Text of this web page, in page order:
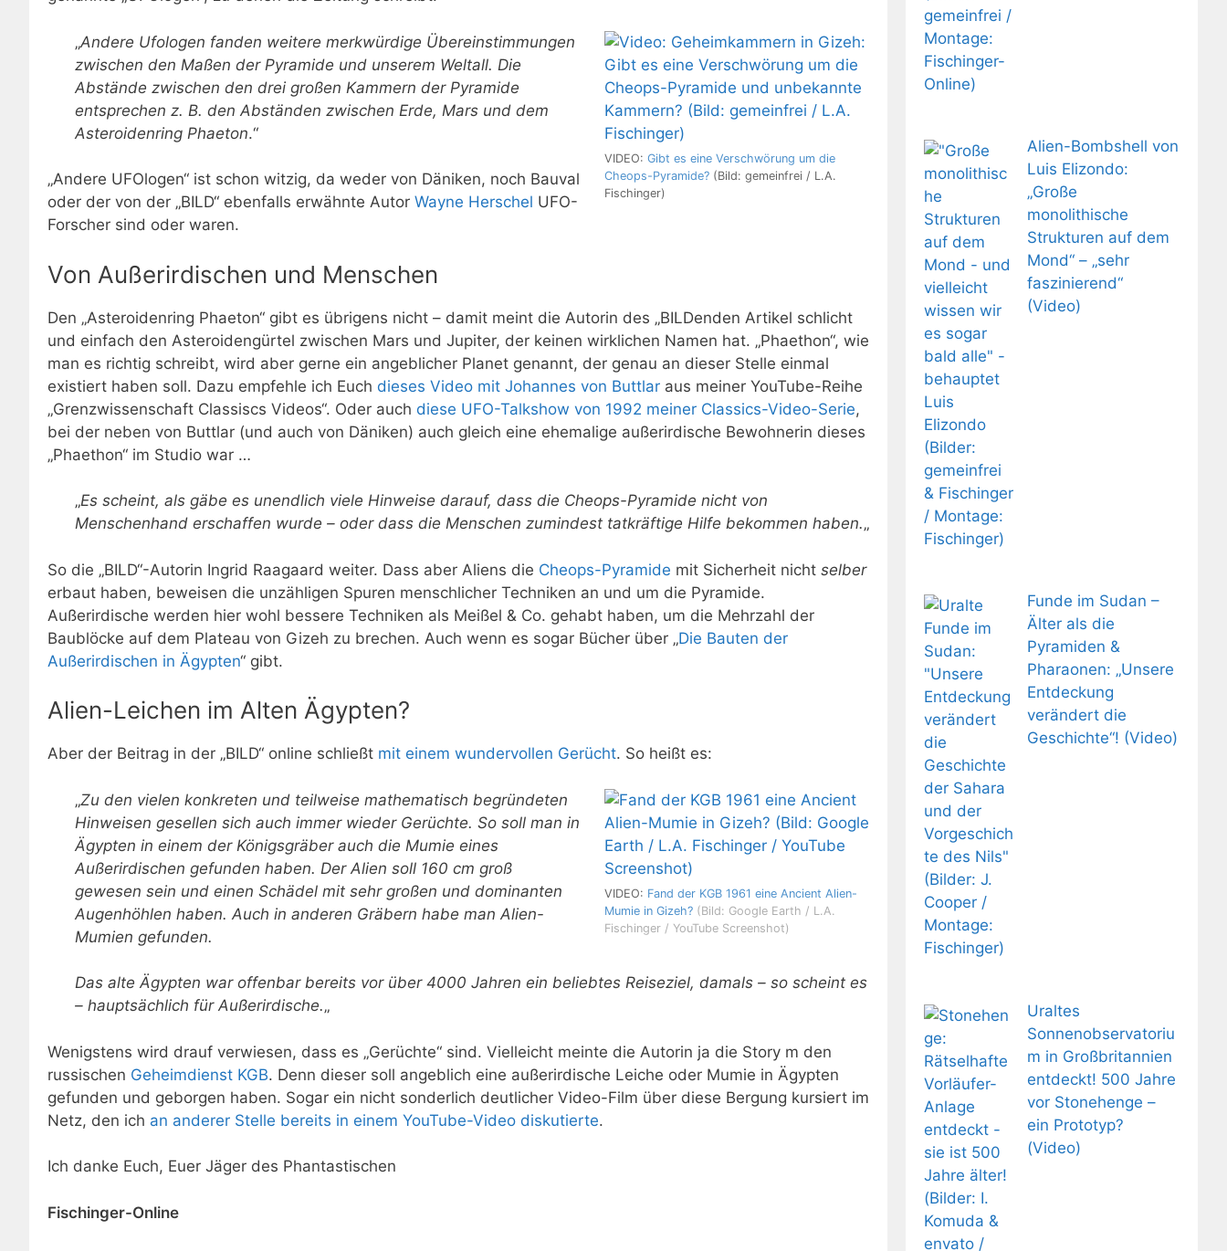
VIDEO: Gibt es eine Verschwörung um die
Cheops-Pyramide? (Bild: gemeinfrei / L.A.
Fischinger)
„Andere Ufologen fanden weitere merkwürdige Übereinstimmungen
zwischen den Maßen der Pyramide und unserem Weltall. Die
Abstände zwischen den drei großen Kammern der Pyramide
entsprechen z. B. den Abständen zwischen Erde, Mars und dem
Asteroidenring Phaeton.“
„Andere UFOlogen“ ist schon witzig, da weder von Däniken, noch Bauval
oder der von der „BILD“ ebenfalls erwähnte Autor Wayne Herschel UFO-
Forscher sind oder waren.
Von Außerirdischen und Menschen
Den „Asteroidenring Phaeton“ gibt es übrigens nicht – damit meint die Autorin des „BILDenden Artikel schlicht
und einfach den Asteroidengürtel zwischen Mars und Jupiter, der keinen wirklichen Namen hat. „Phaethon“, wie
man es richtig schreibt, wird aber gerne ein angeblicher Planet genannt, der genau an dieser Stelle einmal
existiert haben soll. Dazu empfehle ich Euch dieses Video mit Johannes von Buttlar aus meiner YouTube-Reihe
„Grenzwissenschaft Classiscs Videos“. Oder auch diese UFO-Talkshow von 1992 meiner Classics-Video-Serie,
bei der neben von Buttlar (und auch von Däniken) auch gleich eine ehemalige außerirdische Bewohnerin dieses
„Phaethon“ im Studio war …
„Es scheint, als gäbe es unendlich viele Hinweise darauf, dass die Cheops-Pyramide nicht von
Menschenhand erschaffen wurde – oder dass die Menschen zumindest tatkräftige Hilfe bekommen haben.„
So die „BILD“-Autorin Ingrid Raagaard weiter. Dass aber Aliens die Cheops-Pyramide mit Sicherheit nicht selber
erbaut haben, beweisen die unzähligen Spuren menschlicher Techniken an und um die Pyramide.
Außerirdische werden hier wohl bessere Techniken als Meißel & Co. gehabt haben, um die Mehrzahl der
Baublöcke auf dem Plateau von Gizeh zu brechen. Auch wenn es sogar Bücher über „Die Bauten der
Außerirdischen in Ägypten“ gibt.
Alien-Leichen im Alten Ägypten?
Aber der Beitrag in der „BILD“ online schließt mit einem wundervollen Gerücht. So heißt es:
VIDEO: Fand der KGB 1961 eine Ancient Alien-
Mumie in Gizeh? (Bild: Google Earth / L.A.
Fischinger / YouTube Screenshot)
„Zu den vielen konkreten und teilweise mathematisch begründeten
Hinweisen gesellen sich auch immer wieder Gerüchte. So soll man in
Ägypten in einem der Königsgräber auch die Mumie eines
Außerirdischen gefunden haben. Der Alien soll 160 cm groß
gewesen sein und einen Schädel mit sehr großen und dominanten
Augenhöhlen haben. Auch in anderen Gräbern habe man Alien-
Mumien gefunden.
Das alte Ägypten war offenbar bereits vor über 4000 Jahren ein beliebtes Reiseziel, damals – so scheint es
– hauptsächlich für Außerirdische.„
Wenigstens wird drauf verwiesen, dass es „Gerüchte“ sind. Vielleicht meinte die Autorin ja die Story m den
russischen Geheimdienst KGB. Denn dieser soll angeblich eine außerirdische Leiche oder Mumie in Ägypten
gefunden und geborgen haben. Sogar ein nicht sonderlich deutlicher Video-Film über diese Bergung kursiert im
Netz, den ich an anderer Stelle bereits in einem YouTube-Video diskutierte.
Ich danke Euch, Euer Jäger des Phantastischen
Fischinger-Online
Alien-Bombshell von
Luis Elizondo:
„Große
monolithische
Strukturen auf dem
Mond“ – „sehr
faszinierend“
(Video)
Funde im Sudan –
Älter als die
Pyramiden &
Pharaonen: „Unsere
Entdeckung
verändert die
Geschichte“! (Video)
Uraltes
Sonnenobservatoriu
m in Großbritannien
entdeckt! 500 Jahre
vor Stonehenge –
ein Prototyp?
(Video)